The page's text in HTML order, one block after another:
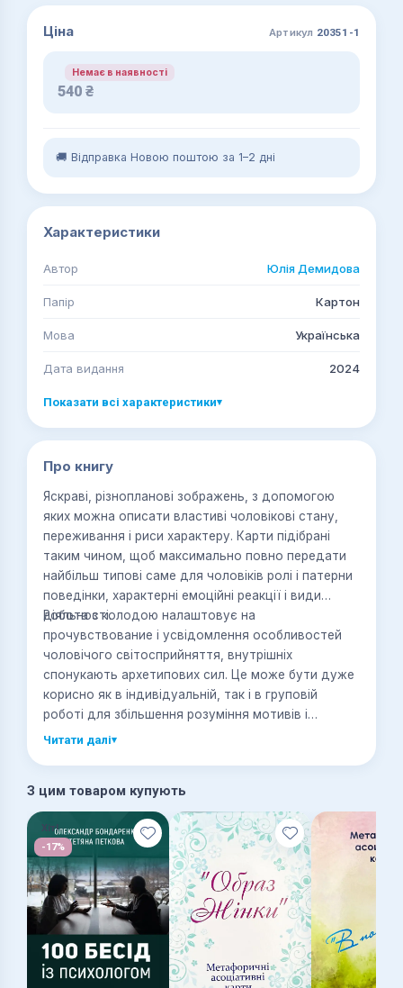
Ціна Артикул 20351-1
Немає в наявності
540 ₴
🚚 Відправка Новою поштою за 1–2 дні
Характеристики
Автор Юлія Демидова
Папір Картон
Мова Українська
Дата видання 2024
Показати всі характеристики▾
Про книгу
Яскраві, різнопланові зображень, з допомогою
яких можна описати властиві чоловікові стану,
переживання і риси характеру. Карти підібрані
таким чином, щоб максимально повно передати
найбільш типові саме для чоловіків ролі і патерни
поведінки, характерні емоційні реакції і види
діяльності.
Робота з колодою налаштовує на
прочувствование і усвідомлення особливостей
чоловічого світосприйняття, внутрішніх
спонукають архетипових сил. Це може бути дуже
корисно як в індивідуальній, так і в груповій
роботі для збільшення розуміння мотивів і
глибинних переживань чоловіка (партнера, друга,
Читати далі▾
З цим товаром купують
Хіт!
-17%